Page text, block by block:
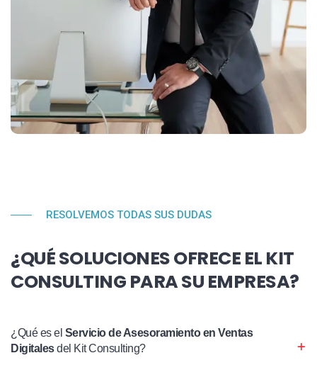
RESOLVEMOS TODAS SUS DUDAS
¿QUÉ SOLUCIONES OFRECE EL KIT
CONSULTING PARA SU EMPRESA?
¿Qué es el Servicio de Asesoramiento en Ventas
Digitalesdel Kit Consulting?